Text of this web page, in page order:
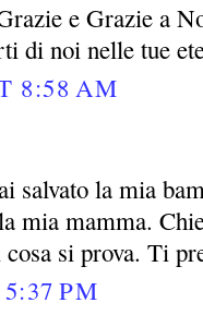
e Grazie a
di noi nelle tue
8:58 AM
salvato la mia
mia mamma.
si prova. Ti
PM